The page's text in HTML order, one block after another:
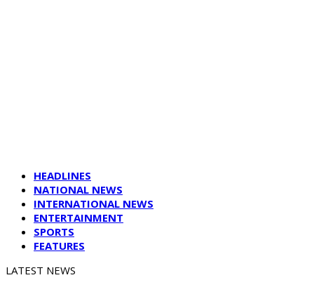
HEADLINES
NATIONAL NEWS
INTERNATIONAL NEWS
ENTERTAINMENT
SPORTS
FEATURES
LATEST NEWS